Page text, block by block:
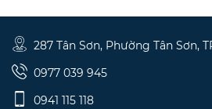
287 Tân Sơn, Phường Tân Sơn,
0977 039 945
0941 115 118